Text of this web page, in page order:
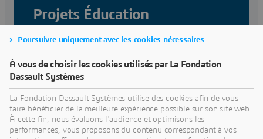
Projets Éducation
Découvrir nos projets Éducation
Poursuivre uniquement avec les cookies nécessaires
À vous de choisir les cookies utilisés par La Fondation
Dassault Systèmes
La Fondation Dassault Systèmes utilise des cookies afin de vous
faire bénéficier de la meilleure expérience possible sur son site web.
À cette fin, nous évaluons l'audience et optimisons les
performances, vous proposons du contenu correspondant à vos